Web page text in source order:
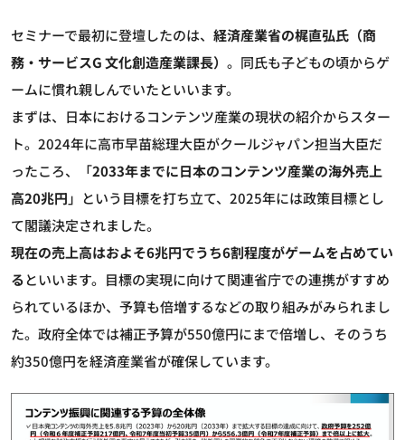
セミナーで最初に登壇したのは、 経済産業省の梶直弘氏（商
務・サービスG 文化創造産業課長） 。同氏も子どもの頃からゲ
ームに慣れ親しんでいたといいます。
まずは、日本におけるコンテンツ産業の現状の紹介からスター
ト。2024年に高市早苗総理大臣がクールジャパン担当大臣だ
ったころ、「2033年までに日本のコンテンツ産業の海外売上
高20兆円 」 という目標を打ち立て、2025年には政策目標とし
て閣議決定されました。
現在の売上高はおよそ6兆円でうち6割程度がゲームを占めてい
るといいます。目標の実現に向けて関連省庁での連携がすすめ
られているほか、予算も倍増するなどの取り組みがみられまし
た。政府全体では補正予算が550億円にまで倍増し、そのうち
約350億円を経済産業省が確保しています。